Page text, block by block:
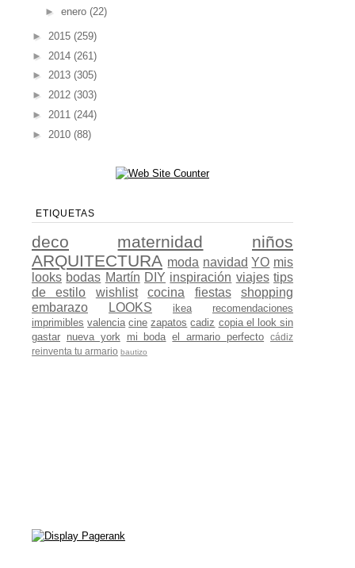
► enero (22)
► 2015 (259)
► 2014 (261)
► 2013 (305)
► 2012 (303)
► 2011 (244)
► 2010 (88)
ETIQUETAS
deco maternidad
niños
ARQUITECTURA moda navidad YO mis
looks bodas Martín DIY inspiración viajes tips
de estilo
wishlist cocina fiestas
shopping
embarazo
LOOKS ikea
recomendaciones
imprimibles valencia cine zapatos cadiz copia el look sin
gastar nueva york mi boda el armario perfecto
cádiz
reinventa tu armario bautizo